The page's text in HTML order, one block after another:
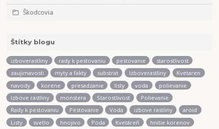
Škodcovia
Štítky blogu
izboverastliny rady k pestovaniu pestovanie
starostlivost
zaujimavosti
myty a fakty substrat Izboverastliny
Kvetaren
navody
korene presadzanie listy voda
polievanie
Izbove rastliny
monstera Starostlivost
Polievanie
Rady k pestovaniu
Pestovanie Voda izbove rastliny
aroid
Listy
svetlo hnojivo Poda Kvetáreň
hnitie korenov